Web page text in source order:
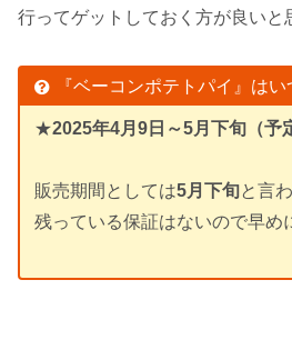
行ってゲットしておく方が良いと
『ベーコンポテトパイ』は
★2025年4月9日～5月下旬（予
販売期間としては5月下旬と言
残っている保証はないので早め